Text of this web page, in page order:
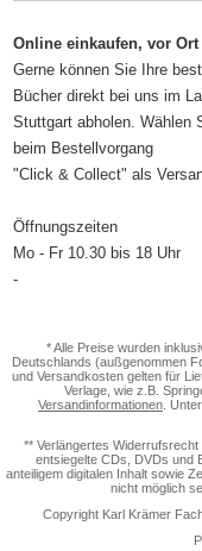
Online einkaufen, vor Ort
Gerne können Sie Ihre
Bücher direkt bei uns im
Stuttgart abholen. Wählen
beim Bestellvorgang
"Click & Collect" als
Öffnungszeiten
Mo - Fr 10.30 bis 18 Uhr
-
* Alle Preise wurden
Deutschlands (außgenommen
und Versandkosten gelten für
Verlage, wie z.B.
Versandinformationen .
** Verlängertes
entsiegelte CDs, DVDs und
anteiligem digitalen Inhalt sowie
nicht möglich
Copyright Karl Krämer